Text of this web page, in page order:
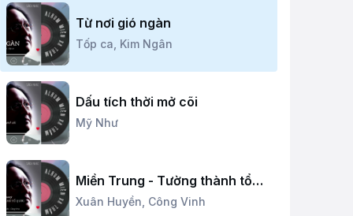
Từ nơi gió ngàn
Tốp ca, Kim Ngân
Dấu tích thời mở cõi
Mỹ Như
Miền Trung - Tường thành tổ
quốc
Xuân Huyền, Công Vinh